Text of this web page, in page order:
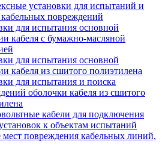
установки для испытаний и
повреждений
для испытания основной
кабеля с бумажно-масляной
для испытания основной
кабеля из сшитого полиэтилена
для испытания и поиска
оболочки кабеля из сшитого
кабели для подключения
к объектам испытаний
повреждения кабельных линий,